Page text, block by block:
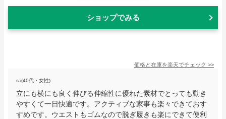
ショップでみる
価格と在庫を楽天でチェック >>
s.i(40代・女性)
立にも横にも良く伸びる伸縮性に優れた素材でとっても動き
やすくて一日快適です。アクティブな家事も楽々できておす
すめです。ウエストもゴムなので脱ぎ履きも楽にできて便利